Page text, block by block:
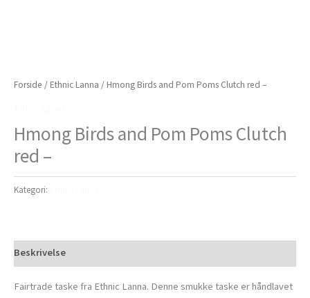
Forside / Ethnic Lanna / Hmong Birds and Pom Poms Clutch red –
Hmong Birds and Pom Poms Clutch
red –
Kategori:
Beskrivelse
Fairtrade taske fra Ethnic Lanna. Denne smukke taske er håndlavet